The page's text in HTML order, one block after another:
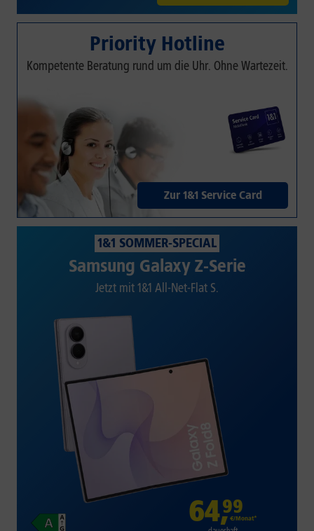
Priority Hotline
Kompetente Beratung rund um die Uhr. Ohne Wartezeit.
Zur 1&1 Service Card
1&1 SOMMER-SPECIAL
Samsung Galaxy Z-Serie
Jetzt mit 1&1 All-Net-Flat S.
64,99
€/Monat*